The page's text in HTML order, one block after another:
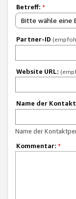
Betreff: *
Bitte wähle eine
Partner-ID
Website URL:
Name der
Name der
Kommentar: *